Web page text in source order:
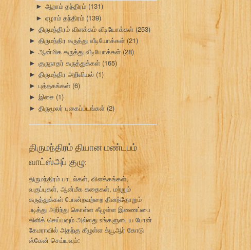
► ஆறாம் தந்திரம் (131)
► ஏழாம் தந்திரம் (139)
► திருமந்திரம் விளக்கம் வீடியோக்கள் (253)
► திருமந்திர கருத்து வீடியோக்கள் (21)
► ஆன்மிக கருத்து வீடியோக்கள்(28)
► குருநாதர் கருத்துக்கள் (165)
► திருமந்திர அறிவியல் (1)
► புத்தகங்கள் (6)
► இசை (1)
► திருமூலர் புகைப்படங்கள் (2)
திருமந்திரம் தியான மண்டபம்
வாட்ஸ்அப் குழு:
திருமந்திரம் பாடல்கள், விளக்கங்கள்,
வகுப்புகள், ஆன்மீக கதைகள், மற்றும்
கருத்துக்கள் போன்றவற்றை தினந்தோறும்
படித்து அறிந்து கொள்ள கீழுள்ள இணைப்பை
கிளிக் செய்யவும் அல்லது உங்களுடைய போன்
கேமராவில் அதற்கு கீழுள்ள க்யூஆர் கோடு
ஸ்கேன் செய்யவும்: